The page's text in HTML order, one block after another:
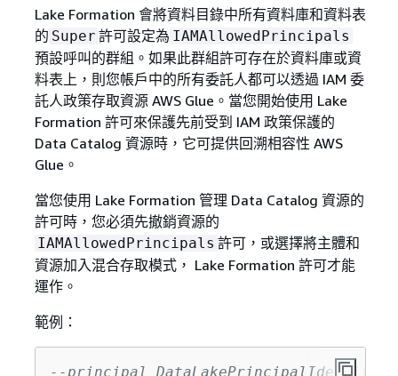
Lake Formation 會將資料目錄中所有資料庫和資料表
的 Super 許可設定為 IAMAllowedPrincipals
預設呼叫的群組。如果此群組許可存在於資料庫或資
料表上，則您帳戶中的所有委託人都可以透過 IAM 委
託人政策存取資源 AWS Glue。當您開始使用 Lake
Formation 許可來保護先前受到 IAM 政策保護的
Data Catalog 資源時，它可提供回溯相容性 AWS
Glue。
當您使用 Lake Formation 管理 Data Catalog 資源的
許可時，您必須先撤銷資源的
IAMAllowedPrincipals 許可，或選擇將主體和
資源加入混合存取模式， Lake Formation 許可才能
運作。
範例：
--principal